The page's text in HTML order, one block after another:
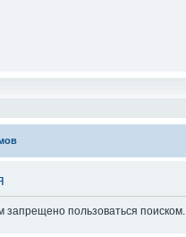
запрещено пользоваться поиском.